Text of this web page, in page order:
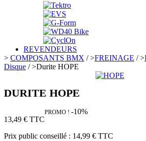
REVENDEURS
> COMPOSANTS BMX />FREINAGE />
Disque />Durite HOPE
DURITE HOPE
13,49 € TTC
PROMO ! -10%
Prix public conseillé : 14,99 € TTC